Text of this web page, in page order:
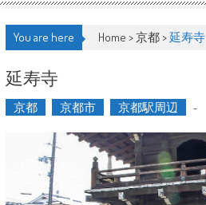
You are here Home >京都>延寿寺
延寿寺
京都 京都市 京都駅周辺 -